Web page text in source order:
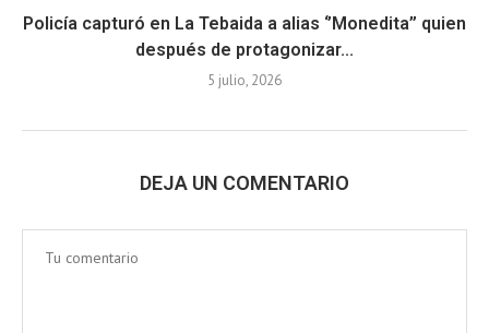
Policía capturó en La Tebaida a alias ‘’Monedita’’ quien
después de protagonizar...
5 julio, 2026
DEJA UN COMENTARIO